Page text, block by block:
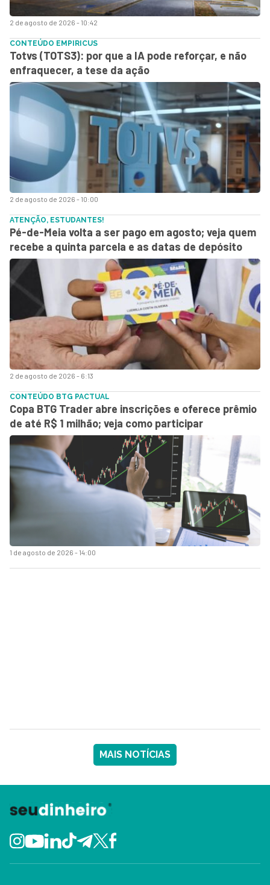
2 de agosto de 2026 - 10:42
2 de agosto de 2026 - 10:00
CONTEÚDO EMPIRICUS
Totvs (TOTS3): por que a IA pode reforçar, e não
enfraquecer, a tese da ação
2 de agosto de 2026 - 6:13
ATENÇÃO, ESTUDANTES!
Pé-de-Meia volta a ser pago em agosto; veja quem
recebe a quinta parcela e as datas de depósito
1 de agosto de 2026 - 14:00
CONTEÚDO BTG PACTUAL
Copa BTG Trader abre inscrições e oferece prêmio
de até R$ 1 milhão; veja como participar
MAIS NOTÍCIAS